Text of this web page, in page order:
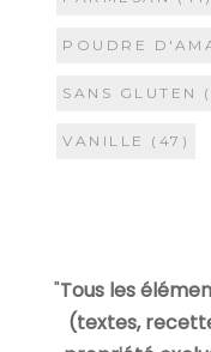
POUDRE
SANS GLUTEN
VANILLE (47)
"Tous les
(textes,